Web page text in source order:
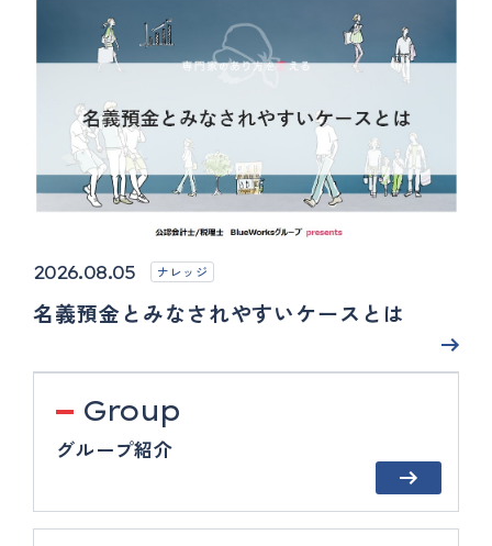
2026.08.05 ナレッジ
名義預金とみなされやすいケースとは
Group
グループ紹介